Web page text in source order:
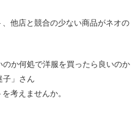
他店と競合の少ない商品がネオの
か何処で洋服を買ったら良いのか
子」さん
考えませんか。